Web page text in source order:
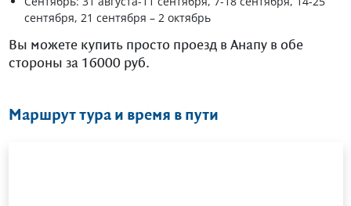
сентября, 21 сентября – 2 октябрь
Вы можете купить просто проезд в Анапу в обе
стороны за 16000 руб.
Маршрут тура и время в пути